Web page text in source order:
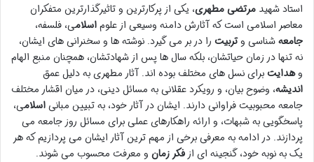
استاد شهید مرتضی مطهری، یکی از پرکارترین و تاثیرگذارترین متفکران
معاصر اسلامی است که آثارش دامنه وسیعی از علوماسلامی، فلسفه،
جامعهشناسی وتربیت را در بر می گیرد. نوشته ها و سخنرانی های ایشان،
نه تنها در زمان حیاتشان، بلکه سال ها پس از شهادتشان، همچنان منبع الهام
وهدایتبرای نسل های مختلف بوده اند. آثار مطهری به دلیل عمق
اندیشه، وضوح بیان، و رویکرد عقلانی به مسائل دینی، در میان اقشار مختلف
جامعه محبوبیت فراوانی دارند. ایشان در آثار خود، به تبیین مبانیاسلامی،
پاسخگویی به شبهات، و ارائه راهکارهای عملی برای مسائل روز جامعه می
پردازند. در ادامه به معرفی برخی از مهم ترین آثار ایشان می پردازیم که هر
یک به نوبه خود، گنجینه ای از فکر زمان و معرفت محسوب می شوند.